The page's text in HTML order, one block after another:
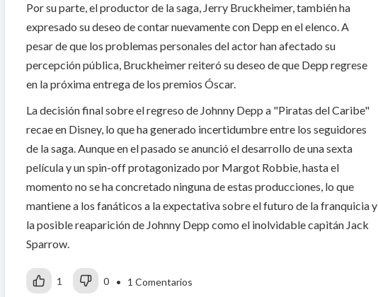
Por su parte, el productor de la saga, Jerry Bruckheimer, también ha
expresado su deseo de contar nuevamente con Depp en el elenco. A
pesar de que los problemas personales del actor han afectado su
percepción pública, Bruckheimer reiteró su deseo de que Depp regrese
en la próxima entrega de los premios Óscar.
La decisión final sobre el regreso de Johnny Depp a "Piratas del Caribe"
recae en Disney, lo que ha generado incertidumbre entre los seguidores
de la saga. Aunque en el pasado se anunció el desarrollo de una sexta
película y un spin-off protagonizado por Margot Robbie, hasta el
momento no se ha concretado ninguna de estas producciones, lo que
mantiene a los fanáticos a la expectativa sobre el futuro de la franquicia y
la posible reaparición de Johnny Depp como el inolvidable capitán Jack
Sparrow.
1 0 • 1 Comentarios